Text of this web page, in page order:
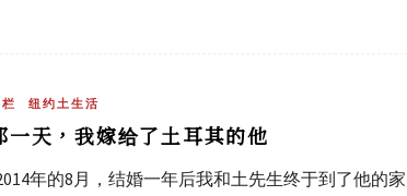
纽约土生活
一天，我嫁给了土耳其的他
年的8月，结婚一年后我和土先生终于到了他的